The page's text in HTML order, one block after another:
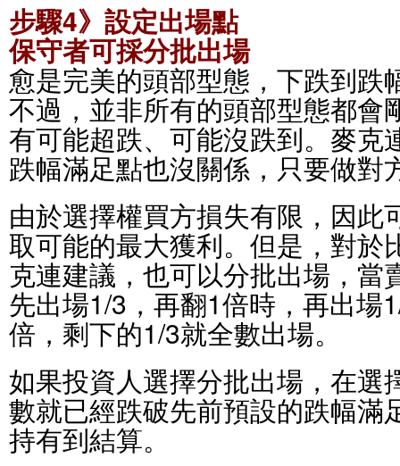
步驟4》設定出場點
保守者可採分批出場
愈是完美的頭部型態，下跌到跌
不過，並非所有的頭部型態都會
有可能超跌、可能沒跌到。麥克
跌幅滿足點也沒關係，只要做對
由於選擇權買方損失有限，因此
取可能的最大獲利。但是，對於
克連建議，也可以分批出場，當
先出場1/3，再翻1倍時，再出場
倍，剩下的1/3就全數出場。
如果投資人選擇分批出場，在選
數就已經跌破先前預設的跌幅滿
持有到結算。